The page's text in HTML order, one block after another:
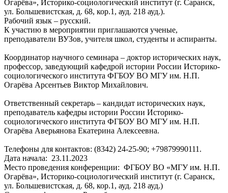
Огарёва», Историко-социологический институт (г. Саранск,
ул. Большевистская, д. 68, кор.1, ауд. 218 ауд.).
Рабочий язык – русский.
К участию в мероприятии приглашаются ученые,
преподаватели ВУЗов, учителя школ, студенты и аспиранты.
Координатор научного семинара – доктор исторических наук,
профессор, заведующий кафедрой истории России Историко-
социологического института ФГБОУ ВО МГУ им. Н.П.
Огарёва Арсентьев Виктор Михайлович.
Ответственный секретарь – кандидат исторических наук,
преподаватель кафедры истории России Историко-
социологического института ФГБОУ ВО МГУ им. Н.П.
Огарёва Аверьянова Екатерина Алексеевна.
Телефоны для контактов: (8342) 24-25-90; +79879990111.
Дата начала: 23.11.2023
Место проведения конференции: ФГБОУ ВО «МГУ им. Н.П.
Огарёва», Историко-социологический институт (г. Саранск,
ул. Большевистская, д. 68, кор.1, ауд. 218 ауд.)